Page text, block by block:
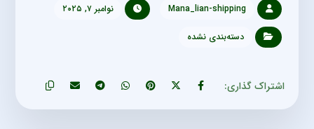
Mana_lian-shipping نوامبر ۷, ۲۰۲۵
دسته‌بندی نشده